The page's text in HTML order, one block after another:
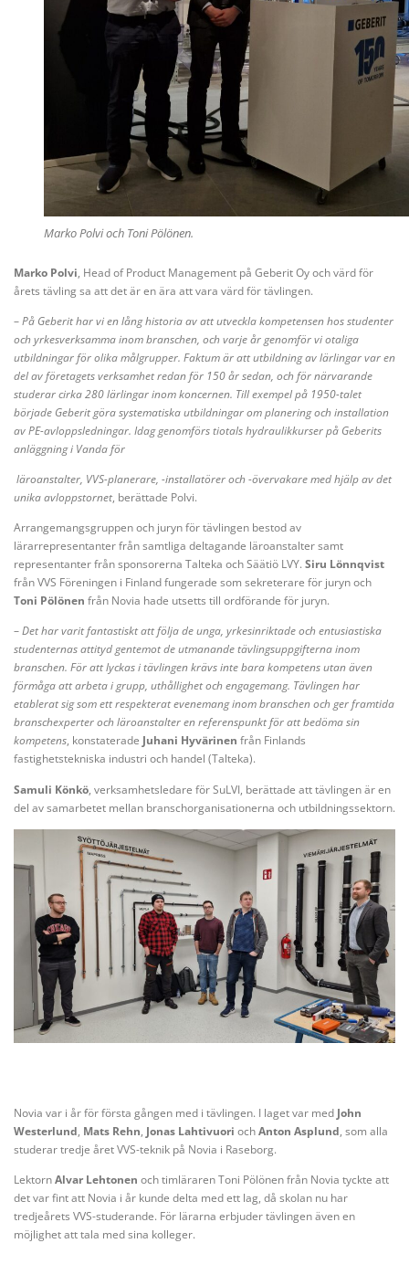
Marko Polvi och Toni Pölönen.
Marko Polvi, Head of Product Management på Geberit Oy och värd för
årets tävling sa att det är en ära att vara värd för tävlingen.
–På Geberit har vi en lång historia av att utveckla kompetensen hos studenter
och yrkesverksamma inom branschen, och varje år genomför vi otaliga
utbildningar för olika målgrupper. Faktum är att utbildning av lärlingar var en
del av företagets verksamhet redan för 150 år sedan, och för närvarande
studerar cirka 280 lärlingar inom koncernen. Till exempel på 1950-talet
började Geberit göra systematiska utbildningar om planering och installation
av PE-avloppsledningar. Idag genomförs tiotals hydraulikkurser på Geberits
anläggning i Vanda för
läroanstalter, VVS-planerare, -installatörer och -övervakare med hjälp av det
unika avloppstornet, berättade Polvi.
Arrangemangsgruppen och juryn för tävlingen bestod av
lärarrepresentanter från samtliga deltagande läroanstalter samt
representanter från sponsorerna Talteka och Säätiö LVY. Siru Lönnqvist
från VVS Föreningen i Finland fungerade som sekreterare för juryn och
Toni Pölönen från Novia hade utsetts till ordförande för juryn.
–Det har varit fantastiskt att följa de unga, yrkesinriktade och entusiastiska
studenternas attityd gentemot de utmanande tävlingsuppgifterna inom
branschen. För att lyckas i tävlingen krävs inte bara kompetens utan även
förmåga att arbeta i grupp, uthållighet och engagemang. Tävlingen har
etablerat sig som ett respekterat evenemang inom branschen och ger framtida
branschexperter och läroanstalter en referenspunkt för att bedöma sin
kompetens, konstaterade Juhani Hyvärinen från Finlands
fastighetstekniska industri och handel (Talteka).
Samuli Könkö, verksamhetsledare för SuLVI, berättade att tävlingen är en
del av samarbetet mellan branschorganisationerna och utbildningssektorn.
Novia var i år för första gången med i tävlingen. I laget var med John
Westerlund, Mats Rehn, Jonas Lahtivuori ochAnton Asplund, som alla
studerar tredje året VVS-teknik på Novia i Raseborg.
LektornAlvar Lehtonen och timläraren Toni Pölönen från Novia tyckte att
det var fint att Novia i år kunde delta med ett lag, då skolan nu har
tredjeårets VVS-studerande. För lärarna erbjuder tävlingen även en
möjlighet att tala med sina kolleger.